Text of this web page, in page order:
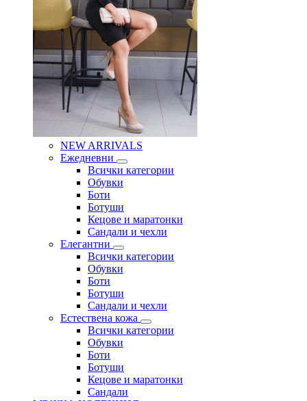
NEW ARRIVALS
Ежедневни
Всички категории
Обувки
Боти
Ботуши
Кецове и маратонки
Сандали и чехли
Елегантни
Всички категории
Обувки
Боти
Ботуши
Сандали и чехли
Естествена кожа
Всички категории
Обувки
Боти
Ботуши
Кецове и маратонки
Сандали